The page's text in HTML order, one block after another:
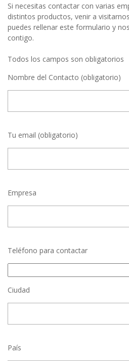
Si necesitas contactar con varias
distintos productos, venir a
puedes rellenar este formulario y
contigo.
Todos los campos son obligatorios
Nombre del Contacto (obligatorio)
Tu email (obligatorio)
Empresa
Teléfono para contactar
Ciudad
País